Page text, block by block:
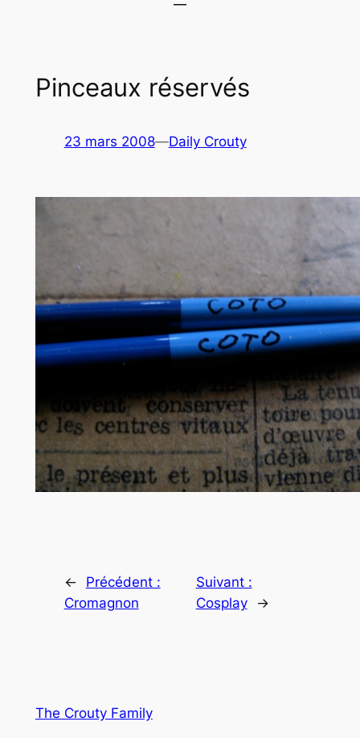
Pinceaux réservés
23 mars 2008—Daily Crouty
←
Précédent :
Cromagnon
Suivant :
Cosplay
→
The Crouty Family